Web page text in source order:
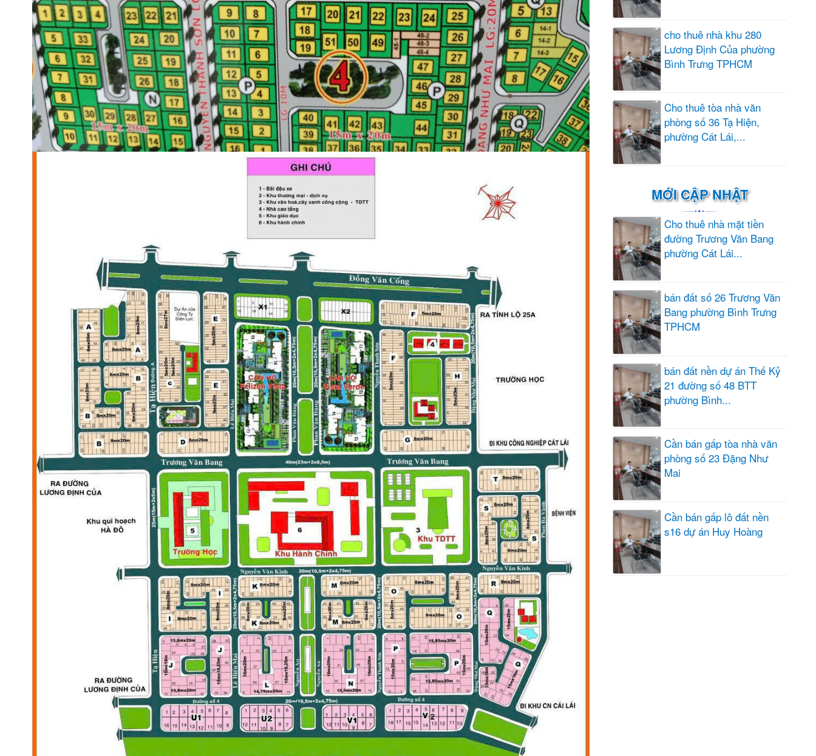
cho thuê nhà khu 280
Lương Định Của phường
Bình Trưng TPHCM
Cho thuê tòa nhà văn
phòng số 36 Tạ Hiện,
phường Cát Lái,...
MỚI CẬP NHẬT
Cho thuê nhà mặt tiền
đường Trương Văn Bang
phường Cát Lái...
bán đất số 26 Trương Văn
Bang phường Bình Trưng
TPHCM
bán đất nền dự án Thế Kỷ
21 đường số 48 BTT
phường Bình...
Cần bán gấp tòa nhà văn
phòng số 23 Đặng Như
Mai
Cần bán gấp lô đất nền
s16 dự án Huy Hoàng